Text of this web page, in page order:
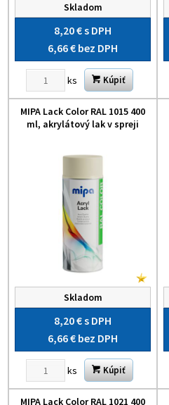
Skladom
8,20 €s DPH
6,66 € bez DPH
ks Kúpiť
MIPA Lack Color RAL 1015 400
ml, akrylátový lak v spreji
Skladom
8,20 €s DPH
6,66 € bez DPH
ks Kúpiť
MIPA Lack Color RAL 1021 400